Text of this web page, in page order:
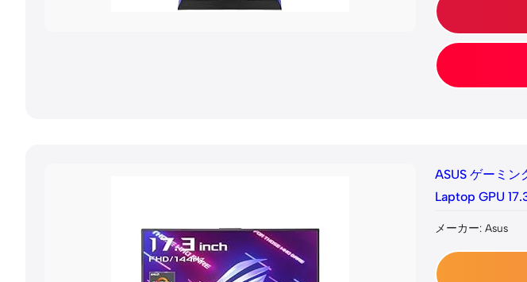
ASUS ゲーミン
Laptop GPU
メーカー: Asus